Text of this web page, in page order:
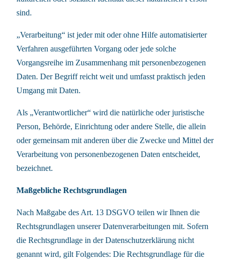
sind.
„Verarbeitung“ ist jeder mit oder ohne Hilfe automatisierter
Verfahren ausgeführten Vorgang oder jede solche
Vorgangsreihe im Zusammenhang mit personenbezogenen
Daten. Der Begriff reicht weit und umfasst praktisch jeden
Umgang mit Daten.
Als „Verantwortlicher“ wird die natürliche oder juristische
Person, Behörde, Einrichtung oder andere Stelle, die allein
oder gemeinsam mit anderen über die Zwecke und Mittel der
Verarbeitung von personenbezogenen Daten entscheidet,
bezeichnet.
Maßgebliche Rechtsgrundlagen
Nach Maßgabe des Art. 13 DSGVO teilen wir Ihnen die
Rechtsgrundlagen unserer Datenverarbeitungen mit. Sofern
die Rechtsgrundlage in der Datenschutzerklärung nicht
genannt wird, gilt Folgendes: Die Rechtsgrundlage für die